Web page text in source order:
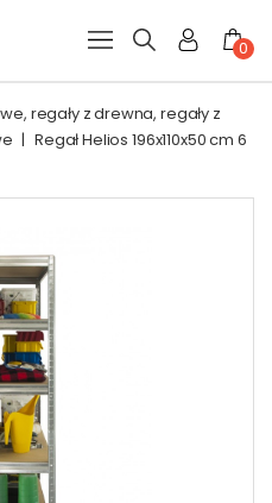
0
regały z drewna, regały z
| Regał Helios 196x110x50 cm 6